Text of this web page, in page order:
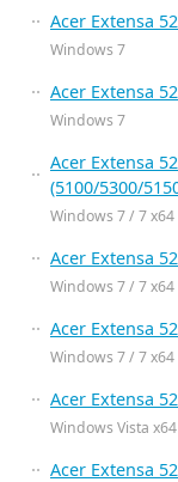
Acer Extensa
Windows 7
Acer Extensa
Windows 7
Acer Extensa
(5100/5300/
Windows 7 / 7 x64
Acer Extensa
Windows 7 / 7 x64
Acer Extensa
Windows 7 / 7 x64
Acer Extensa
Windows Vista x64
Acer Extensa